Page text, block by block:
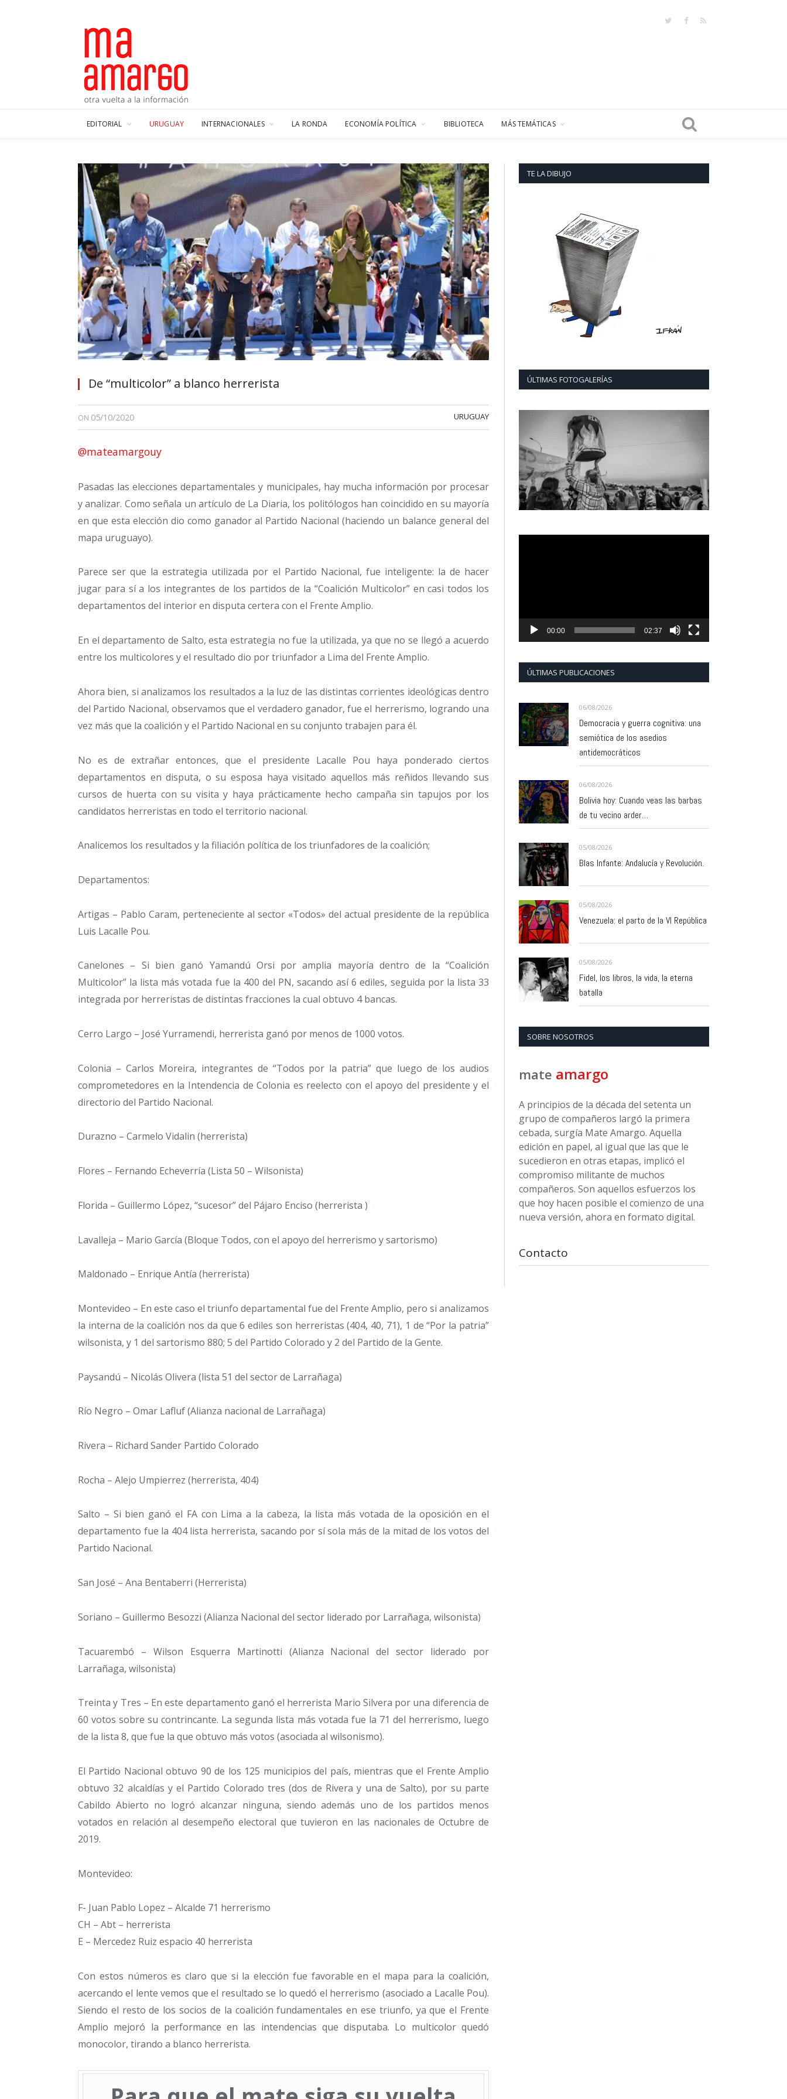
TwitterFacebook
RSS
EDITORIAL URUGUAY INTERNACIONALES LA RONDA ECONOMÍA POLÍTICA BIBLIOTECA MÁS TEMÁTICAS
De “multicolor” a blanco herrerista
ON 05/10/2020 URUGUAY
@mateamargouy
Pasadas las elecciones departamentales y municipales, hay mucha información por procesar
y analizar. Como señala un artículo de La Diaria, los politólogos han coincidido en su mayoría
en que esta elección dio como ganador al Partido Nacional (haciendo un balance general del
mapa uruguayo).
Parece ser que la estrategia utilizada por el Partido Nacional, fue inteligente: la de hacer
jugar para sí a los integrantes de los partidos de la “Coalición Multicolor” en casi todos los
departamentos del interior en disputa certera con el Frente Amplio.
En el departamento de Salto, esta estrategia no fue la utilizada, ya que no se llegó a acuerdo
entre los multicolores y el resultado dio por triunfador a Lima del Frente Amplio.
Ahora bien, si analizamos los resultados a la luz de las distintas corrientes ideológicas dentro
del Partido Nacional, observamos que el verdadero ganador, fue el herrerismo, logrando una
vez más que la coalición y el Partido Nacional en su conjunto trabajen para él.
No es de extrañar entonces, que el presidente Lacalle Pou haya ponderado ciertos
departamentos en disputa, o su esposa haya visitado aquellos más reñidos llevando sus
cursos de huerta con su visita y haya prácticamente hecho campaña sin tapujos por los
candidatos herreristas en todo el territorio nacional.
Analicemos los resultados y la filiación política de los triunfadores de la coalición;
Departamentos:
Artigas – Pablo Caram, perteneciente al sector «Todos» del actual presidente de la república
Luis Lacalle Pou.
Canelones – Si bien ganó Yamandú Orsi por amplia mayoría dentro de la “Coalición
Multicolor” la lista más votada fue la 400 del PN, sacando así 6 ediles, seguida por la lista 33
integrada por herreristas de distintas fracciones la cual obtuvo 4 bancas.
Cerro Largo – José Yurramendi, herrerista ganó por menos de 1000 votos.
Colonia – Carlos Moreira, integrantes de “Todos por la patria” que luego de los audios
comprometedores en la Intendencia de Colonia es reelecto con el apoyo del presidente y el
directorio del Partido Nacional.
Durazno – Carmelo Vidalin (herrerista)
Flores – Fernando Echeverría (Lista 50 – Wilsonista)
Florida – Guillermo López, “sucesor” del Pájaro Enciso (herrerista )
Lavalleja – Mario García (Bloque Todos, con el apoyo del herrerismo y sartorismo)
Maldonado – Enrique Antía (herrerista)
Montevideo – En este caso el triunfo departamental fue del Frente Amplio, pero si analizamos
la interna de la coalición nos da que 6 ediles son herreristas (404, 40, 71), 1 de “Por la patria”
wilsonista, y 1 del sartorismo 880; 5 del Partido Colorado y 2 del Partido de la Gente.
Paysandú – Nicolás Olivera (lista 51 del sector de Larrañaga)
Río Negro – Omar Lafluf (Alianza nacional de Larrañaga)
Rivera – Richard Sander Partido Colorado
Rocha – Alejo Umpierrez (herrerista, 404)
Salto – Si bien ganó el FA con Lima a la cabeza, la lista más votada de la oposición en el
departamento fue la 404 lista herrerista, sacando por sí sola más de la mitad de los votos del
Partido Nacional.
San José – Ana Bentaberri (Herrerista)
Soriano – Guillermo Besozzi (Alianza Nacional del sector liderado por Larrañaga, wilsonista)
Tacuarembó – Wilson Esquerra Martinotti (Alianza Nacional del sector liderado por
Larrañaga, wilsonista)
Treinta y Tres – En este departamento ganó el herrerista Mario Silvera por una diferencia de
60 votos sobre su contrincante. La segunda lista más votada fue la 71 del herrerismo, luego
de la lista 8, que fue la que obtuvo más votos (asociada al wilsonismo).
El Partido Nacional obtuvo 90 de los 125 municipios del país, mientras que el Frente Amplio
obtuvo 32 alcaldías y el Partido Colorado tres (dos de Rivera y una de Salto), por su parte
Cabildo Abierto no logró alcanzar ninguna, siendo además uno de los partidos menos
votados en relación al desempeño electoral que tuvieron en las nacionales de Octubre de
2019.
Montevideo:
F- Juan Pablo Lopez – Alcalde 71 herrerismo
CH – Abt – herrerista
E – Mercedez Ruiz espacio 40 herrerista
Con estos números es claro que si la elección fue favorable en el mapa para la coalición,
acercando el lente vemos que el resultado se lo quedó el herrerismo (asociado a Lacalle Pou).
Siendo el resto de los socios de la coalición fundamentales en ese triunfo, ya que el Frente
Amplio mejoró la performance en las intendencias que disputaba. Lo multicolor quedó
monocolor, tirando a blanco herrerista.
TE LA DIBUJO
ÚLTIMAS FOTOGALERÍAS
00:00 02:37
ÚLTIMAS PUBLICACIONES
06/08/2026
Democracia y guerra cognitiva: una
semiótica de los asedios
antidemocráticos
06/08/2026
Bolivia hoy: Cuando veas las barbas
de tu vecino arder…
05/08/2026
Blas Infante: Andalucía y Revolución.
05/08/2026
Venezuela: el parto de la VI República
05/08/2026
Fidel, los libros, la vida, la eterna
batalla
SOBRE NOSOTROS
mate amargo
A principios de la década del setenta un
grupo de compañeros largó la primera
cebada, surgía Mate Amargo. Aquella
edición en papel, al igual que las que le
sucedieron en otras etapas, implicó el
compromiso militante de muchos
compañeros. Son aquellos esfuerzos los
que hoy hacen posible el comienzo de una
nueva versión, ahora en formato digital.
Contacto